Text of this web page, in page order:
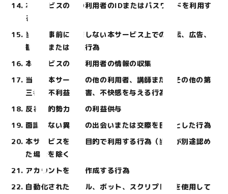
本サービスの他の利用者のIDまたはパスワードを利用す
る行為
当社が事前に許諾しない本サービス上での宣伝、広告、
勧誘、または営業行為
本サービスの他の利用者の情報の収集
当社、本サービスの他の利用者、講師またはその他の第
三者に不利益、損害、不快感を与える行為
反社会的勢力等への利益供与
面識のない異性との出会いまたは交際を目的とした行為
本サービスを営利目的で利用する行為（当社が別途認め
た場合を除く）
アカウントを複数作成する行為
自動化されたツール、ボット、スクリプト等を使用して